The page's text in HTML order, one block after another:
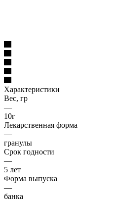
Характеристики
Вес, гр
—
10г
Лекарственная форма
—
гранулы
Срок годности
—
5 лет
Форма выпуска
—
банка